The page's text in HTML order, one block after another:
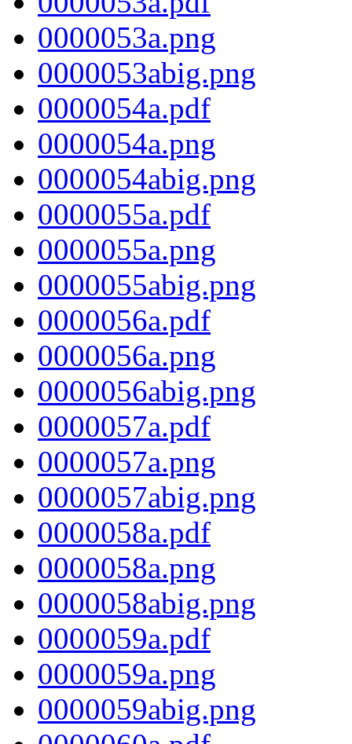
0000053a.png
0000053abig.png
0000054a.pdf
0000054a.png
0000054abig.png
0000055a.pdf
0000055a.png
0000055abig.png
0000056a.pdf
0000056a.png
0000056abig.png
0000057a.pdf
0000057a.png
0000057abig.png
0000058a.pdf
0000058a.png
0000058abig.png
0000059a.pdf
0000059a.png
0000059abig.png